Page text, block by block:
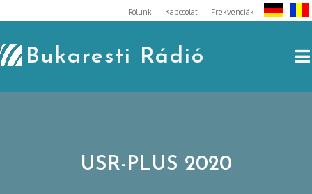
to
content
Rólunk Kapcsolat Frekvenciák
Bukaresti Rádió
USR-PLUS 2020